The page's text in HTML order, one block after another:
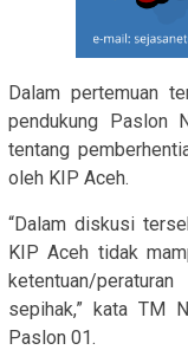
Dalam pertemuan
pendukung Paslon
tentang
oleh KIP Aceh.
“Dalam diskusi
KIP Aceh tidak
ketentuan/
sepihak,” kata TM
Paslon 01.